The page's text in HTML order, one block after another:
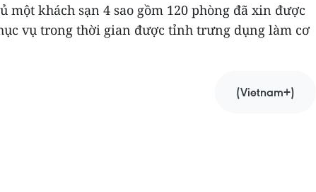
một khách sạn 4 sao gồm 120 phòng đã xin được
vụ trong thời gian được tỉnh trưng dụng làm cơ
(Vietnam+)